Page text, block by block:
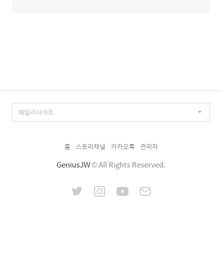
홈 스토리채널 카카오톡 관리자
GeniusJW© All Rights Reserved.